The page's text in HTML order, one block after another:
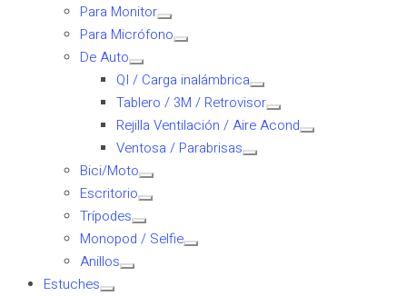
Para Monitor
Para Micrófono
De Auto
QI / Carga inalámbrica
Tablero / 3M / Retrovisor
Rejilla Ventilación / Aire Acond
Ventosa / Parabrisas
Bici/Moto
Escritorio
Trípodes
Monopod / Selfie
Anillos
Estuches